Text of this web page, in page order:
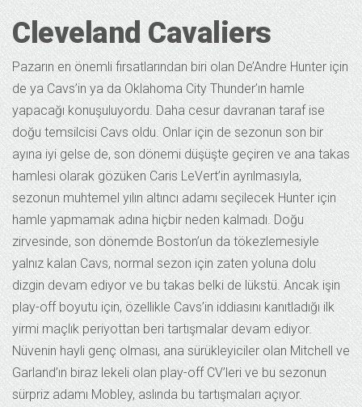
Cleveland Cavaliers
Pazarın en önemli fırsatlarından biri olan De’Andre Hunter için
de ya Cavs’in ya da Oklahoma City Thunder’ın hamle
yapacağı konuşuluyordu. Daha cesur davranan taraf ise
doğu temsilcisi Cavs oldu. Onlar için de sezonun son bir
ayına iyi gelse de, son dönemi düşüşte geçiren ve ana takas
hamlesi olarak gözüken Caris LeVert’in ayrılmasıyla,
sezonun muhtemel yılın altıncı adamı seçilecek Hunter için
hamle yapmamak adına hiçbir neden kalmadı. Doğu
zirvesinde, son dönemde Boston’un da tökezlemesiyle
yalnız kalan Cavs, normal sezon için zaten yoluna dolu
dizgin devam ediyor ve bu takas belki de lükstü. Ancak işin
play-off boyutu için, özellikle Cavs’in iddiasını kanıtladığı ilk
yirmi maçlık periyottan beri tartışmalar devam ediyor.
Nüvenin hayli genç olması, ana sürükleyiciler olan Mitchell ve
Garland’ın biraz lekeli olan play-off CV’leri ve bu sezonun
sürpriz adamı Mobley, aslında bu tartışmaları açıyor.